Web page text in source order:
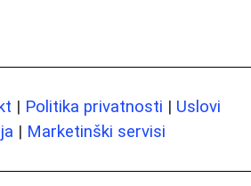
| Politika privatnosti | Uslovi
| Marketinški servisi